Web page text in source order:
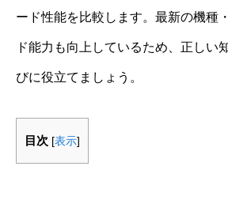
ード性能を比較します。最新の機種
ド能力も向上しているため、正しい
びに役立てましょう。
目次 [表示]